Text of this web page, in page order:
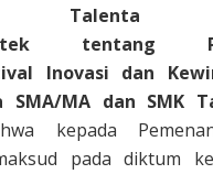
Talenta
tentang
Inovasi dan
SMA/MA dan SMK
kepada
pada diktum